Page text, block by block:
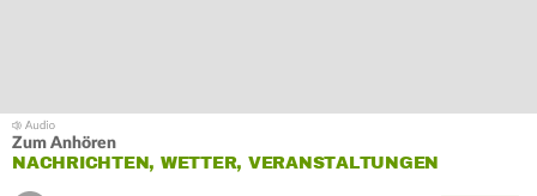
Zum Anhören
NACHRICHTEN, WETTER, VERANSTALTUNGEN